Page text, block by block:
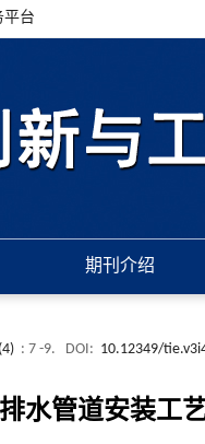
平台
期刊介绍
: 7 -9. DOI: 10.12349/
水管道安装工